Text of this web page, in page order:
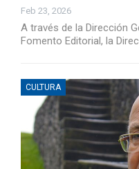
Feb 23, 2026
A través de la Dirección
Fomento Editorial, la
CULTURA